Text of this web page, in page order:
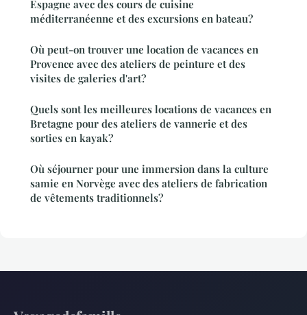
Espagne avec des cours de cuisine
méditerranéenne et des excursions en bateau?
Où peut-on trouver une location de vacances en
Provence avec des ateliers de peinture et des
visites de galeries d'art?
Quels sont les meilleures locations de vacances en
Bretagne pour des ateliers de vannerie et des
sorties en kayak?
Où séjourner pour une immersion dans la culture
samie en Norvège avec des ateliers de fabrication
de vêtements traditionnels?